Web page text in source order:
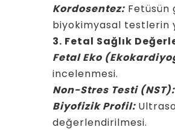
Kordosentez: Fetüsün
biyokimyasal testlerin
3. Fetal Sağlık
Fetal Eko
incelenmesi.
Non-Stres Testi (NST):
Biyofizik Profil:
değerlendirilmesi.